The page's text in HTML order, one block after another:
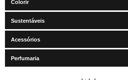
Colorir
Sustentáveis
Acessórios
Perfumaria